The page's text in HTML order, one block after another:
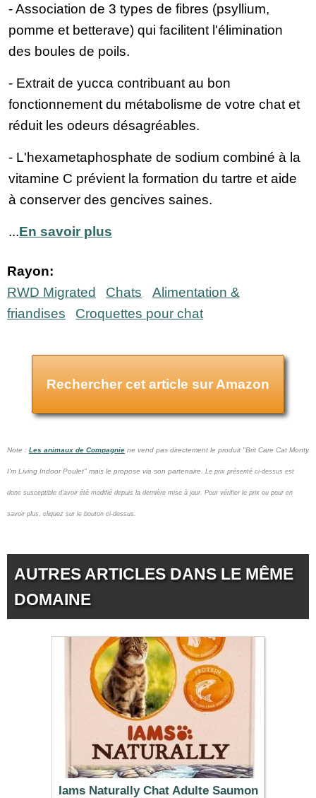
- Association de 3 types de fibres (psyllium,
pomme et betterave) qui facilitent l'élimination
des boules de poils.
- Extrait de yucca contribuant au bon
fonctionnement du métabolisme de votre chat et
réduit les odeurs désagréables.
- L'hexametaphosphate de sodium combiné à la
vitamine C prévient la formation du tartre et aide
à conserver des gencives saines.
...En savoir plus
Rayon:
RWD Migrated
Chats
Alimentation &
friandises
Croquettes pour chat
Rechercher cet article sur Amazon
Note : Les animaux de Compagnie ne vend pas directement le produit "Brit Care Cat Monty
I'm Living Indoor Poulet" mais le propose via son partenaire. Le prix présenté ci-dessus est
donc susceptible d'avoir été modifié depuis la dernière mise à jour. Pour vérifier le prix ou pour en
savoir plus, cliquez sur le bouton ci-dessus.
AUTRES ARTICLES DANS LE MÊME
DOMAINE
Iams Naturally Chat Adulte Saumon